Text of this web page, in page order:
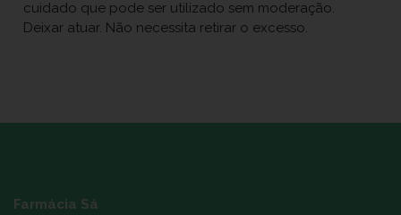
cuidado que pode ser utilizado sem moderação.
Deixar atuar. Não necessita retirar o excesso.
Farmácia Sá